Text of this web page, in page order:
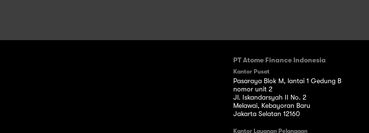
PT Atome Finance Indonesia
Kantor Pusat
Pasaraya Blok M, lantai 1 Gedung B
nomor unit 2
Jl. Iskandarsyah II No. 2
Melawai, Kebayoran Baru
Jakarta Selatan 12160
Kantor Layanan Pelanggan